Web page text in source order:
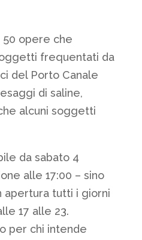
opere che
frequentati da
del Porto Canale
di saline,
alcuni soggetti
da sabato 4
alle 17:00 – sino
apertura tutti i giorni
17 alle 23.
per chi intende